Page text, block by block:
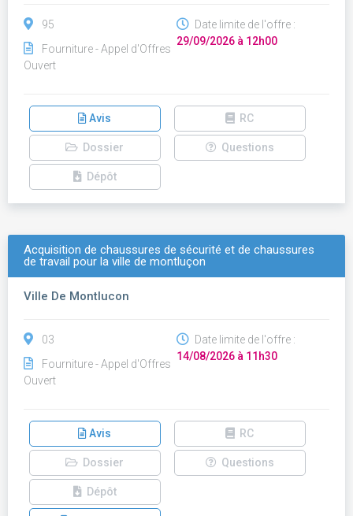
95
Fourniture - Appel d'Offres
Ouvert
Date limite de l'offre :
29/09/2026 à 12h00
Avis RC
Dossier Questions
Dépôt
Acquisition de chaussures de sécurité et de chaussures
de travail pour la ville de montluçon
Ville De Montlucon
03
Fourniture - Appel d'Offres
Ouvert
Date limite de l'offre :
14/08/2026 à 11h30
Avis RC
Dossier Questions
Dépôt